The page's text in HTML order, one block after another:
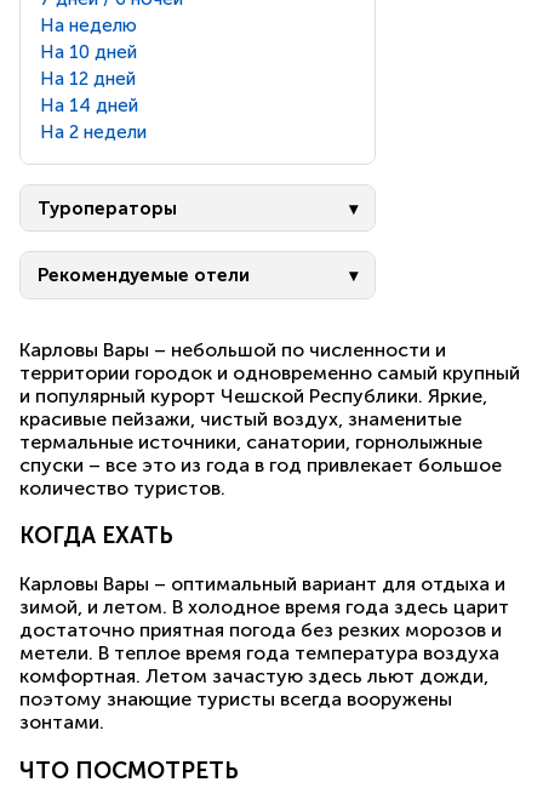
На неделю
На 10 дней
На 12 дней
На 14 дней
На 2 недели
Туроператоры
Рекомендуемые отели
Карловы Вары – небольшой по численности и
территории городок и одновременно самый крупный
и популярный курорт Чешской Республики. Яркие,
красивые пейзажи, чистый воздух, знаменитые
термальные источники, санатории, горнолыжные
спуски – все это из года в год привлекает большое
количество туристов.
КОГДА ЕХАТЬ
Карловы Вары – оптимальный вариант для отдыха и
зимой, и летом. В холодное время года здесь царит
достаточно приятная погода без резких морозов и
метели. В теплое время года температура воздуха
комфортная. Летом зачастую здесь льют дожди,
поэтому знающие туристы всегда вооружены
зонтами.
ЧТО ПОСМОТРЕТЬ